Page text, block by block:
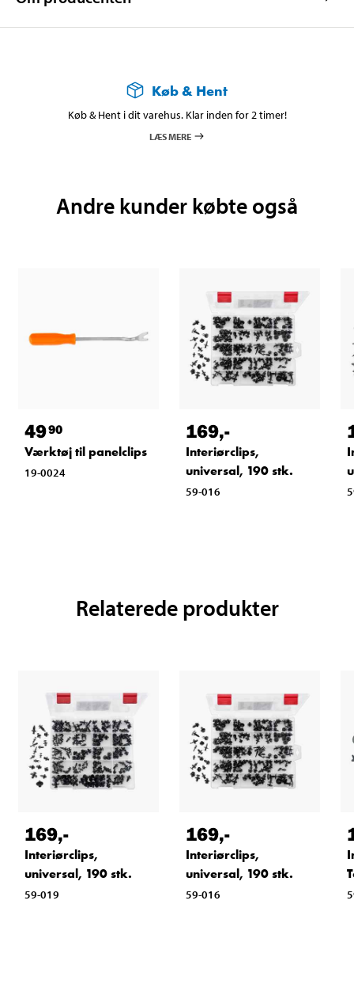
Køb & Hent
Køb & Hent i dit varehus. Klar inden for 2 timer!
LÆS MERE
Andre kunder købte også
4990
Værktøj til panelclips
19-0024
169,-
Interiørclips,
universal, 190 stk.
59-016
Relaterede produkter
169,-
Interiørclips,
universal, 190 stk.
59-019
169,-
Interiørclips,
universal, 190 stk.
59-016